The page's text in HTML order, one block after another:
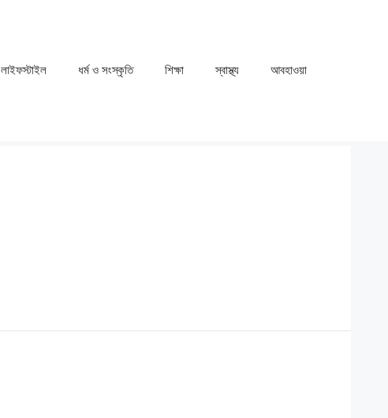
লাইফস্টাইল ধর্ম ও সংস্কৃতি ⁠⁠শিক্ষা ⁠⁠স্বাস্থ্য ⁠⁠আবহাওয়া